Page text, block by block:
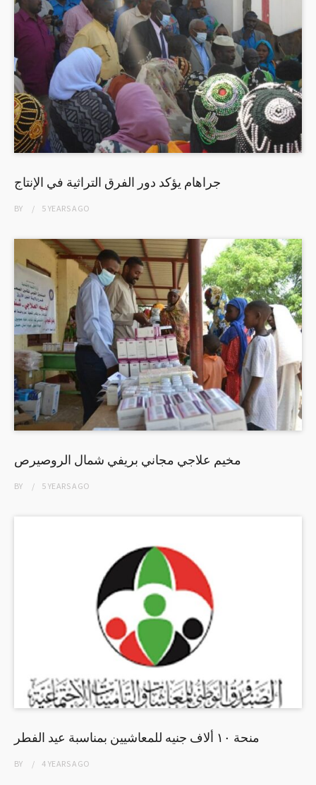
جراهام يؤكد دور الفرق التراثية في الإنتاج
BY 5 YEARSAGO
مخيم علاجي مجاني بريفي شمال الروصيرص
BY 5 YEARSAGO
منحة ١٠ ألاف جنيه للمعاشيين بمناسبة عيد الفطر
BY 4 YEARSAGO